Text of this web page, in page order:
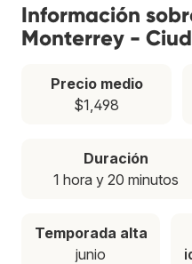
Información
Monterrey -
Precio medio
$1,498
Duración
1 hora y 20 minutos
Temporada alta
junio